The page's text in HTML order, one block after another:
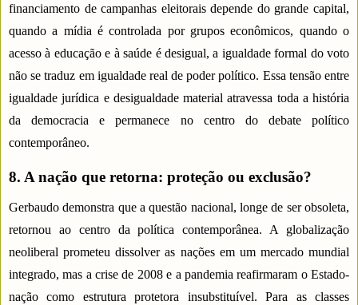
financiamento de campanhas eleitorais depende do grande capital,
quando a mídia é controlada por grupos econômicos, quando o
acesso à educação e à saúde é desigual, a igualdade formal do voto
não se traduz em igualdade real de poder político. Essa tensão entre
igualdade jurídica e desigualdade material atravessa toda a história
da democracia e permanece no centro do debate político
contemporâneo.
8. A nação que retorna: proteção ou exclusão?
Gerbaudo demonstra que a questão nacional, longe de ser obsoleta,
retornou ao centro da política contemporânea. A globalização
neoliberal prometeu dissolver as nações em um mercado mundial
integrado, mas a crise de 2008 e a pandemia reafirmaram o Estado-
nação como estrutura protetora insubstituível. Para as classes